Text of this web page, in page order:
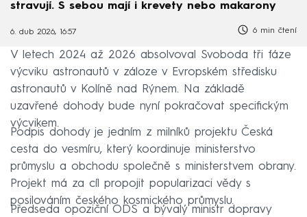
stravují. S sebou mají i krevety nebo makarony
6. dub 2026, 16:57 6 min čtení
V letech 2024 až 2026 absolvoval Svoboda tři fáze
výcviku astronautů v záloze v Evropském středisku
astronautů v Kolíně nad Rýnem. Na základě
uzavřené dohody bude nyní pokračovat specifickým
výcvikem.
Podpis dohody je jedním z milníků projektu Česká
cesta do vesmíru, který koordinuje ministerstvo
průmyslu a obchodu společně s ministerstvem obrany.
Projekt má za cíl propojit popularizaci vědy s
posilováním českého kosmického průmyslu.
Předseda opoziční ODS a bývalý ministr dopravy